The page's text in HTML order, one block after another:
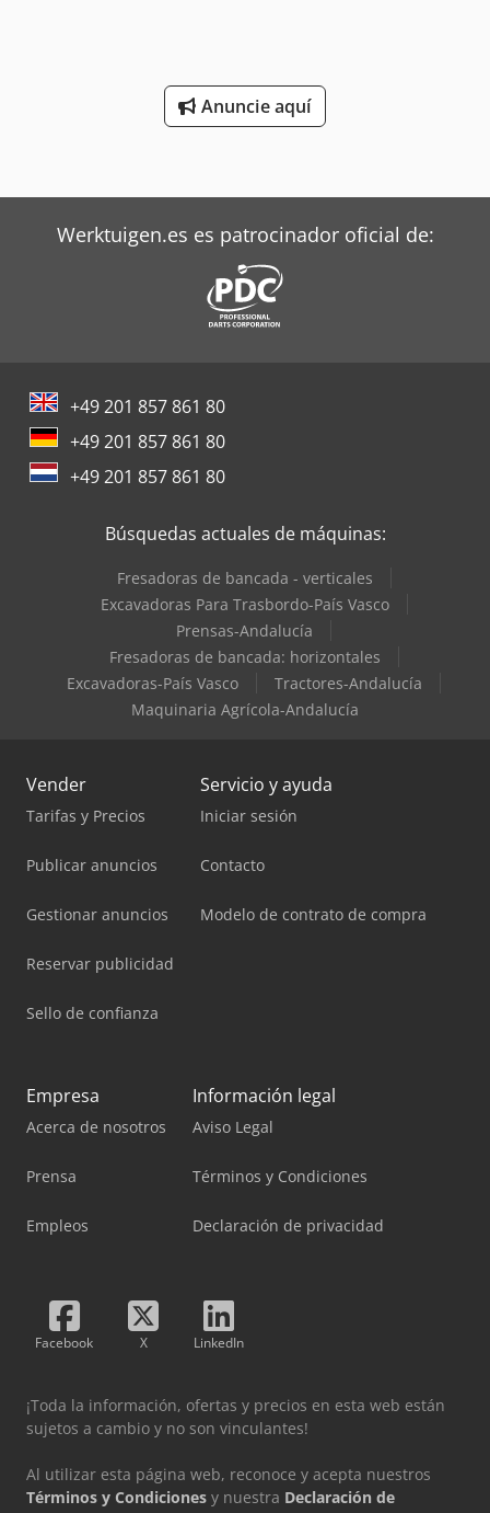
Anuncie aquí
Werktuigen.es es patrocinador oficial de:
+49 201 857 861 80
+49 201 857 861 80
+49 201 857 861 80
Búsquedas actuales de máquinas:
Fresadoras de bancada - verticales
Excavadoras Para Trasbordo-País Vasco
Prensas-Andalucía
Fresadoras de bancada: horizontales
Excavadoras-País Vasco
Tractores-Andalucía
Maquinaria Agrícola-Andalucía
Vender
Tarifas y Precios
Publicar anuncios
Gestionar anuncios
Reservar publicidad
Sello de confianza
Servicio y ayuda
Iniciar sesión
Contacto
Modelo de contrato de compra
Empresa
Acerca de nosotros
Prensa
Empleos
Información legal
Aviso Legal
Términos y Condiciones
Declaración de privacidad
Facebook X LinkedIn
¡Toda la información, ofertas y precios en esta web están
sujetos a cambio y no son vinculantes!
Al utilizar esta página web, reconoce y acepta nuestros
Términos y Condiciones y nuestra Declaración de